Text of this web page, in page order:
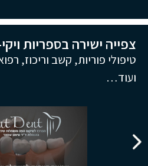
צפייה ישירה בספריות
טיפולי פוריות, קשב וריכוז,
ועוד…